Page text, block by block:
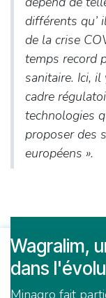
différents qu’
de la crise
temps record
sanitaire. Ici,
cadre
technologies
proposer des
européens ».
Wagralim,
dans
Minagro fait